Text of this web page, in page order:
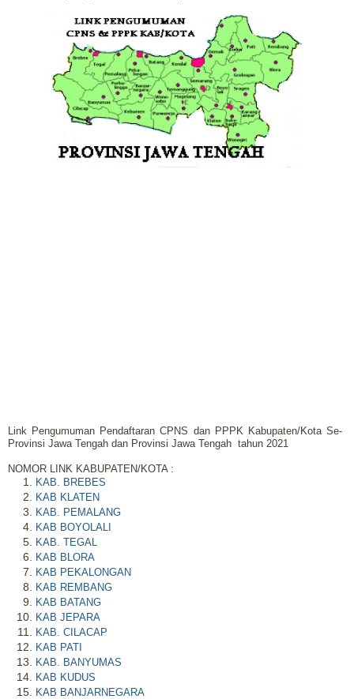
Link Pengumuman Pendaftaran CPNS dan PPPK Kabupaten/Kota Se-
Provinsi Jawa Tengah dan Provinsi Jawa Tengah tahun 2021
NOMOR LINK KABUPATEN/KOTA :
KAB. BREBES
KAB KLATEN
KAB. PEMALANG
KAB BOYOLALI
KAB. TEGAL
KAB BLORA
KAB PEKALONGAN
KAB REMBANG
KAB BATANG
KAB JEPARA
KAB. CILACAP
KAB PATI
KAB. BANYUMAS
KAB KUDUS
KAB BANJARNEGARA